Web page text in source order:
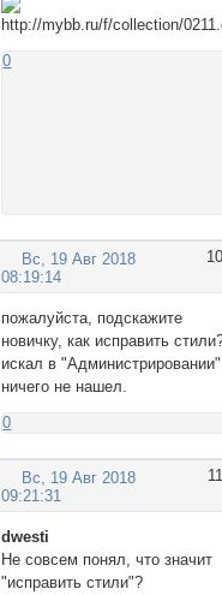
0
10
Вс, 19 Авг 2018
08:19:14
пожалуйста, подскажите
новичку, как исправить
искал в
ничего не нашел.
0
11
Вс, 19 Авг 2018
09:21:31
dwesti
Не совсем понял, что значит
"исправить стили"?